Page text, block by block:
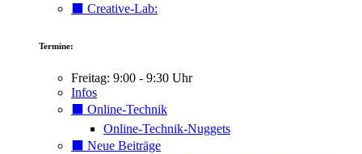
⬛️ Creative-Lab:
Termine:
Freitag: 9:00 - 9:30 Uhr
Infos
⬛️ Online-Technik
Online-Technik-Nuggets
⬛️ Neue Beiträge